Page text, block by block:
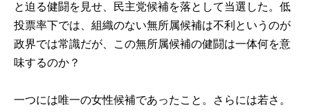
と迫る健闘を見せ、民主党候補を落として当選した。低
投票率下では、組織のない無所属候補は不利というのが
政界では常識だが、この無所属候補の健闘は一体何を意
味するのか？
一つには唯一の女性候補であったこと。さらには若さ。